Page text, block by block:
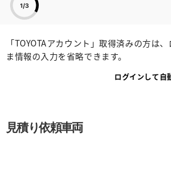
「TOYOTAアカウント」取得済みの方は
ま情報の入力を省略できます。
ログインして自
見積り依頼車両